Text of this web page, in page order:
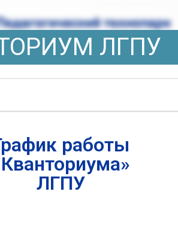
ЛГПУ
работы
ЛГПУ